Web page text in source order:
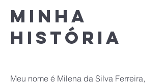
Minha
história
Meu nome é Milena da Silva Ferreira,